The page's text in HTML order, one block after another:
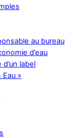
au bureau
d’eau
label
»